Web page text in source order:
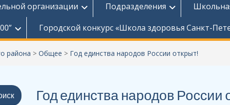
организации Подразделения
Городской конкурс «Школа здоровья Санкт-
района > Общее > Год единства народов России открыт!
Год единства народов России